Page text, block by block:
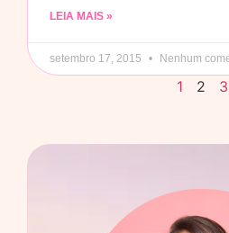
LEIA MAIS »
setembro 17, 2015 Nenhum
1 2 3